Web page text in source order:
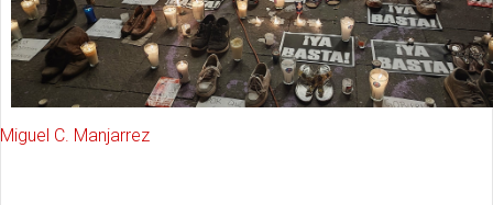
Miguel C. Manjarrez